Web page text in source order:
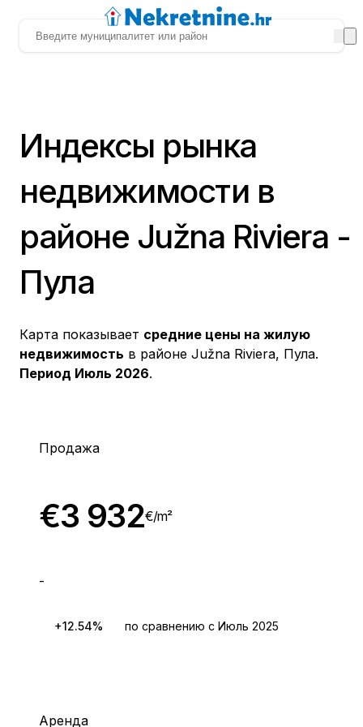
Индексы рынка
недвижимости в
районе Južna Riviera -
Пула
Карта показывает средние цены на жилую
недвижимость в районе Južna Riviera, Пула.
Период Июль 2026.
Продажа
€3 932€/m²
-
+12.54% по сравнению с Июль 2025
Аренда